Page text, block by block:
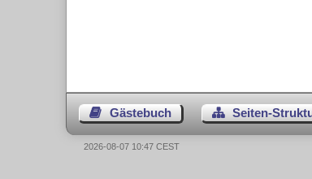
Gästebuch Seiten-
2026-08-07 10:47 CEST